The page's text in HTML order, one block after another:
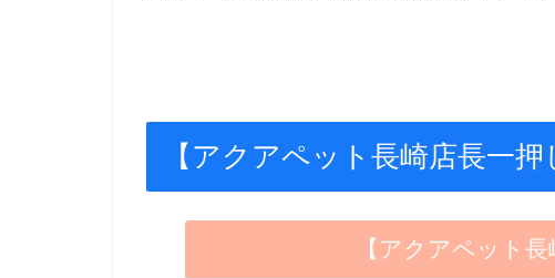
【アクアペット長崎店長一押
【アクアペット長